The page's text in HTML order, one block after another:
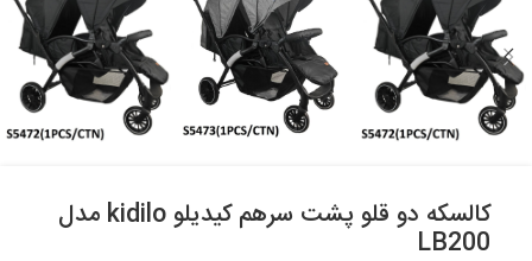
کالسکه دو قلو پشت سرهم کیدیلو kidilo مدل
LB200